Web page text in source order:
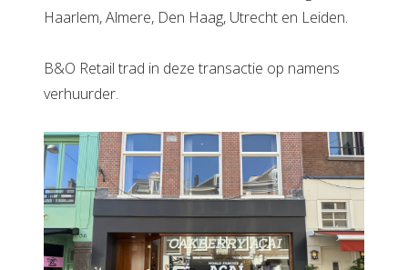
Haarlem, Almere, Den Haag, Utrecht en Leiden.
B&O Retail trad in deze transactie op namens
verhuurder.